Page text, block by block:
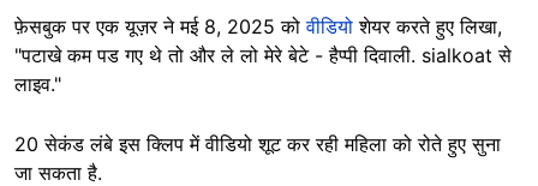
फ़ेसबुक पर एक यूज़र ने मई 8, 2025 कोवीडियोशेयर करते हुए लिखा,
"पटाखे कम पड गए थे तो और ले लो मेरे बेटे - हैप्पी दिवाली. sialkoat से
लाइव."
20 सेकंड लंबे इस क्लिप में वीडियो शूट कर रही महिला को रोते हुए सुना
जा सकता है.